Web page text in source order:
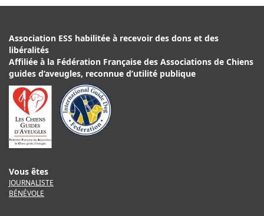
Association ESS habilitée à recevoir des dons et des
libéralités
Affiliée à la Fédération Française des Associations de Chiens
guides d’aveugles, reconnue d’utilité publique
Vous êtes
JOURNALISTE
BÉNÉVOLE